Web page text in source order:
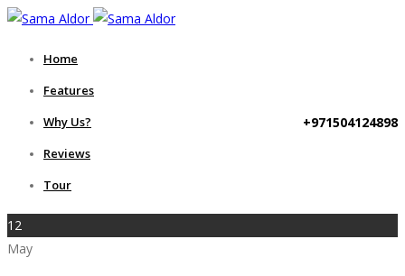
Home
Features
Why Us?
Reviews
Tour
+971504124898
12
May